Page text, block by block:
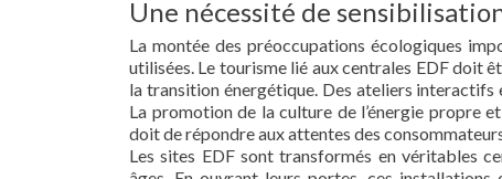
Une nécessité de
La montée des préoccupations écologiques
utilisées. Le tourisme lié aux centrales EDF doit
la transition énergétique. Des ateliers interactifs
La promotion de la culture de l’énergie propre
doit de répondre aux attentes des
Les sites EDF sont transformés en véritables